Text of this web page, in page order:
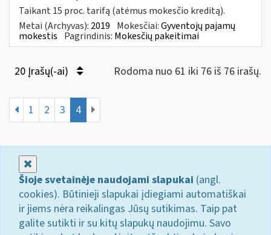
Taikant 15 proc. tarifą (atėmus mokesčio kreditą).
Metai (Archyvas): 2019 Mokesčiai:Gyventojų pajamų
mokestis Pagrindinis: Mokesčių pakeitimai
20 Įrašų(-ai) Rodoma nuo 61 iki 76 iš 76 irašų.
1 2 3 4
Šioje svetainėje naudojami slapukai (angl.
cookies). Būtinieji slapukai įdiegiami automatiškai
ir jiems nėra reikalingas Jūsų sutikimas. Taip pat
galite sutikti ir su kitų slapukų naudojimu. Savo